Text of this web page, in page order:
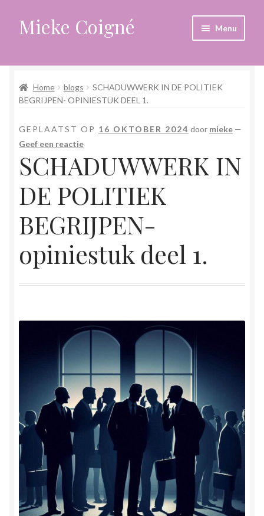
Ga
door
navigatie
Ga
naar
inhoud
Mieke Coigné Menu
Afrekenen
Anders leven in een sterk veranderende tijd
Contact
Mijn account
Mindfulness en Hartcoherentie
Narcisme
Nieuw boek ‘Pareltjes in de Oceaan.’ Meditatieve haiku’s
in woord en beeld
Priesteressen van Isis- Hal der Zuilen
Privacybeleid
Home blogs
SCHADUWWERK IN DE POLITIEK
BEGRIJPEN- OPINIESTUK DEEL 1.
GEPLAATST OP 16 OKTOBER 2024 door mieke —
Geef een reactie
SCHADUWWERK IN
DE POLITIEK
BEGRIJPEN-
opiniestuk deel 1.